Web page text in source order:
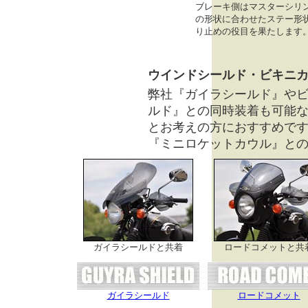
ブレーキ側はマスターシリ
の形状に合わせたステー形
り止めの役目を果たします
ウインドシールド・ビキニ
弊社『ガイラシールド』や
ルド』との同時装着も可能
とお考えの方におすすめで
『ミニロケットカウル』と
ガイラシールドと共着 ロードコメットと共
ガイラシールド ロードコメット